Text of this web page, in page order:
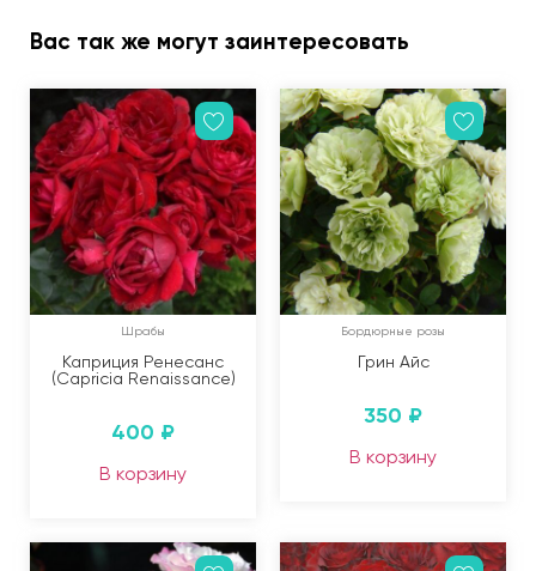
Вас так же могут заинтересовать
Шрабы
Каприция Ренесанс
(Capricia Renaissance)
400 ₽
В корзину
Бордюрные розы
Грин Айс
350 ₽
В корзину